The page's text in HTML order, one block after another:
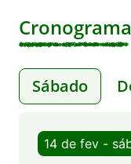
Sábado
14 de fev -